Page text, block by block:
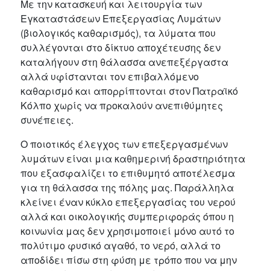
Με την κατασκευή και λειτουργία των
Εγκαταστάσεων Επεξεργασίας Λυμάτων
(βιολογικός καθαρισμός), τα λύματα που
συλλέγονται στο δίκτυο αποχέτευσης δεν
καταλήγουν στη θάλασσα ανεπεξέργαστα
αλλά υφίστανται τον επιβαλλόμενο
καθαρισμό και απορρίπτονται στον Πατραϊκό
Κόλπο χωρίς να προκαλούν ανεπιθύμητες
συνέπειες.
Ο ποιοτικός έλεγχος των επεξεργασμένων
λυμάτων είναι μια καθημερινή δραστηριότητα
που εξασφαλίζει το επιθυμητό αποτέλεσμα
για τη θάλασσα της πόλης μας. Παράλληλα
κλείνει έναν κύκλο επεξεργασίας του νερού
αλλά και οικολογικής συμπεριφοράς όπου η
κοινωνία μας δεν χρησιμοποιεί μόνο αυτό το
πολύτιμο φυσικό αγαθό, το νερό, αλλά το
αποδίδει πίσω στη φύση με τρόπο που να μην